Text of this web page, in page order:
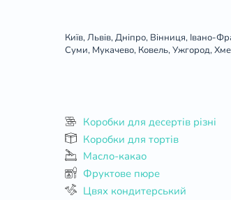
Київ, Львів, Дніпро, Вінниця, Івано-
Суми, Мукачево, Ковель, Ужгород,
Коробки для десертів різні
Коробки для тортів
Масло-какао
Фруктове пюре
Цвях кондитерський